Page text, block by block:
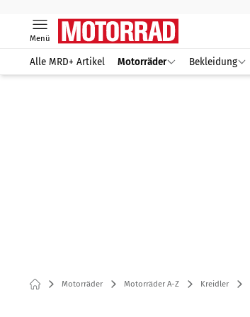
Menü
Alle MRD+ Artikel Motorräder Bekleidung
Motorräder Motorräder A-Z Kreidler